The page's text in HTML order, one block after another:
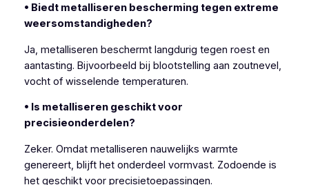
• Biedt metalliseren bescherming tegen extreme
weersomstandigheden?
Ja, metalliseren beschermt langdurig tegen roest en
aantasting. Bijvoorbeeld bij blootstelling aan zoutnevel,
vocht of wisselende temperaturen.
• Is metalliseren geschikt voor
precisieonderdelen?
Zeker. Omdat metalliseren nauwelijks warmte
genereert, blijft het onderdeel vormvast. Zodoende is
het geschikt voor precisietoepassingen.